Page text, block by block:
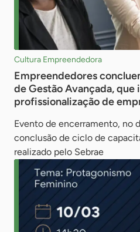
Cultura Empreendedora
Empreendedores
de Gestão Avançada, que
profissionalização de
Evento de encerramento, no
conclusão de ciclo de
realizado pelo Sebrae